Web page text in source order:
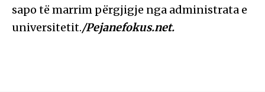
sapo të marrim përgjigje nga administrata e
universitetit./Pejanefokus.net.